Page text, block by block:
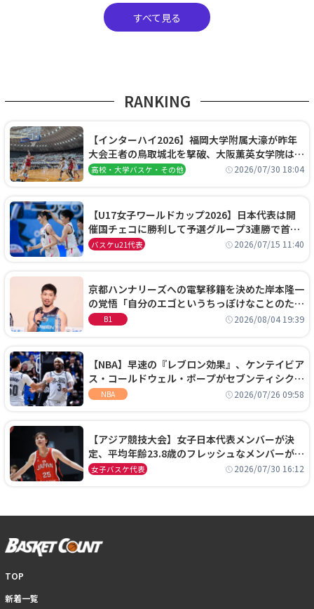
すべて見る
RANKING
【インターハイ2026】福岡大学附属大濠が昨年
大会王者の鳥取城北を撃破、大阪薫英女学院は岐
阜女子に完勝、大会3日目試合結果
高校・大学バスケ・その他 2026/07/30 18:04
【U17女子ワールドカップ2026】日本代表は開
催国チェコに勝利して予選グループ3連勝で首位
通過！準々決勝の相手はエジプトに決定
バスケu21代表 2026/07/15 11:40
京都ハンナリーズへの電撃移籍を決めた岸本隆一
の覚悟「自分のエゴというちっぽけなことのため
に、京都に来たわけではない」
B1 2026/08/04 19:39
【NBA】早速の『レブロン効果』、ケンテイビア
ス・コールドウェル・ポープがセブンティシクサ
ーズに1年契約で加入
NBA 2026/07/26 09:58
【アジア競技大会】女子日本代表メンバーが決
定、平均年齢23.8歳のフレッシュなメンバーが日
本開催の大舞台で頂点を狙う
女子バスケ代表 2026/07/30 16:12
TOP
新着一覧